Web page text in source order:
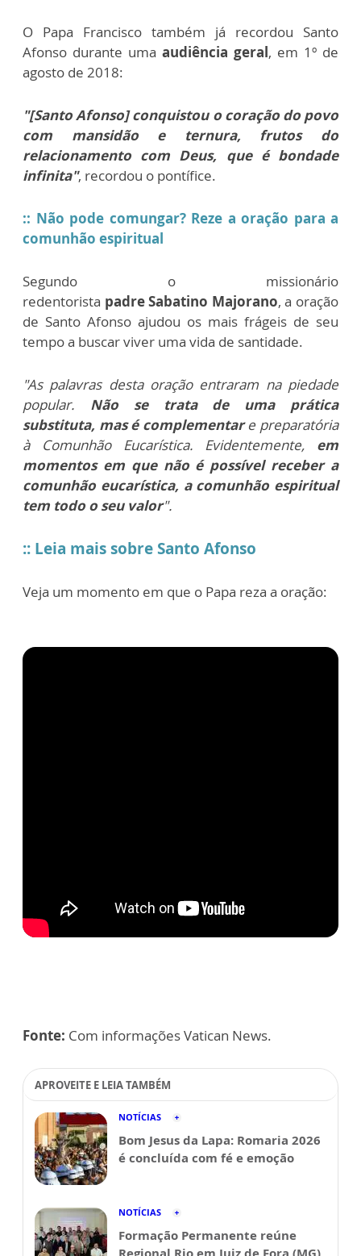
O Papa Francisco também já recordou Santo
Afonso durante uma audiência geral, em 1º de
agosto de 2018:
"[Santo Afonso]conquistou o coração do povo
com mansidão e ternura, frutos do
relacionamento com Deus, que é bondade
infinita", recordou o pontífice.
:: Não pode comungar? Reze a oração para a
comunhão espiritual
Segundo o missionário
redentorista padre Sabatino Majorano, a oração
de Santo Afonso ajudou os mais frágeis de seu
tempo a buscar viver uma vida de santidade.
"As palavras desta oração entraram na piedade
popular. Não se trata de uma prática
substituta, mas é complementare preparatória
à Comunhão Eucarística. Evidentemente, em
momentos em que não é possível receber a
comunhão eucarística, a comunhão espiritual
tem todo o seu valor".
:: Leia mais sobre Santo Afonso
Veja um momento em que o Papa reza a oração:
Fonte: Com informações Vatican News.
APROVEITE E LEIA TAMBÉM
NOTÍCIAS
Bom Jesus da Lapa: Romaria 2026
é concluída com fé e emoção
NOTÍCIAS
Formação Permanente reúne